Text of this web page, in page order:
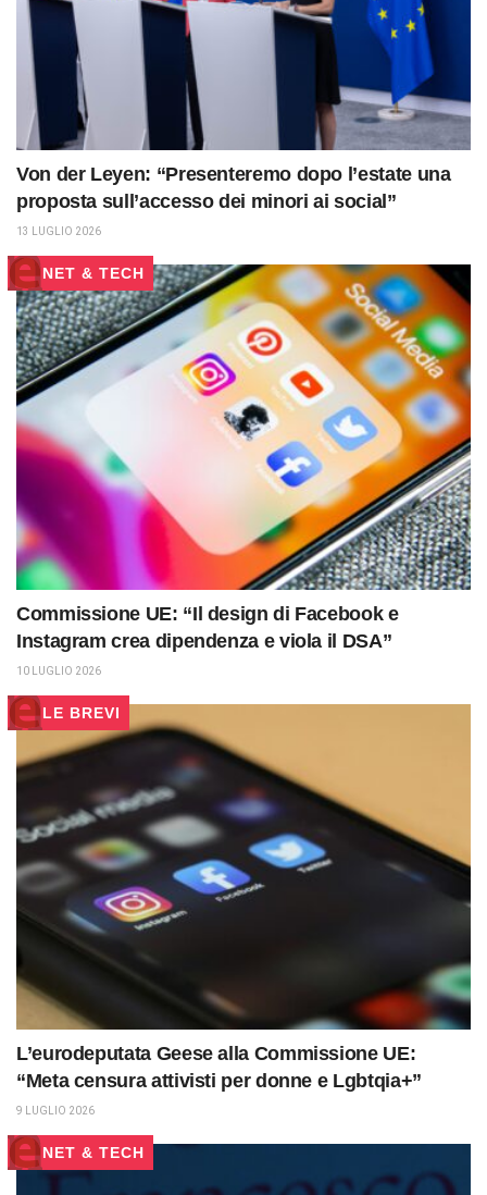
Von der Leyen: “Presenteremo dopo l’estate una
proposta sull’accesso dei minori ai social”
13 LUGLIO 2026
NET & TECH
Commissione UE: “Il design di Facebook e
Instagram crea dipendenza e viola il DSA”
10 LUGLIO 2026
LE BREVI
L’eurodeputata Geese alla Commissione UE:
“Meta censura attivisti per donne e Lgbtqia+”
9 LUGLIO 2026
NET & TECH